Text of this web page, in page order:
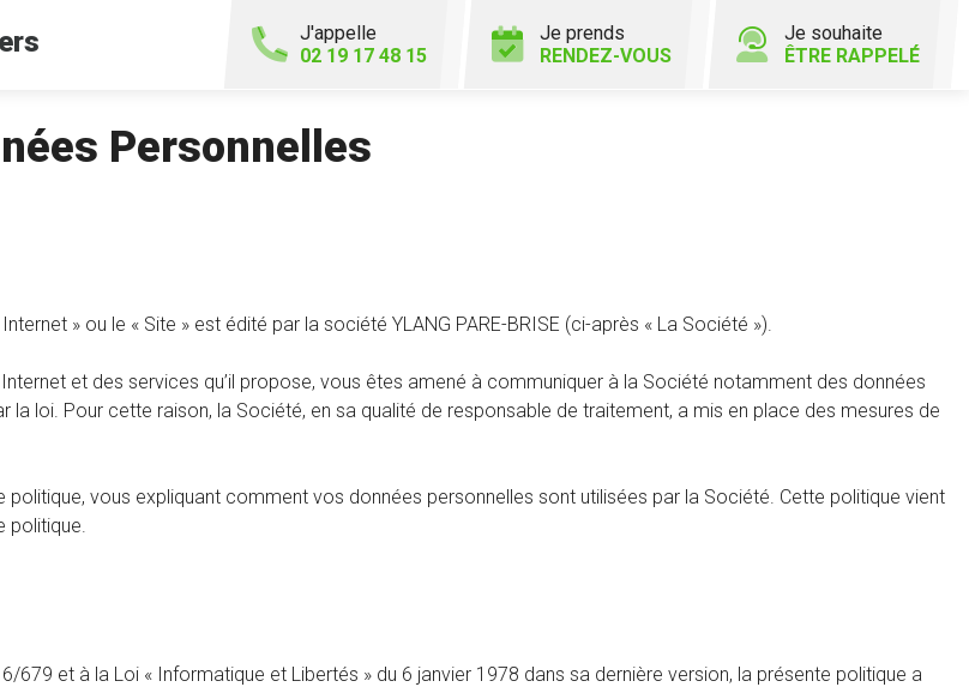
J'appelle
02 19 17 48 15
Je prends
RENDEZ-VOUS
Je souhaite
ÊTRE RAPPELÉ
Personnelles
» ou le « Site » est édité par la société YLANG PARE-BRISE (ci-après « La Société »).
et des services qu’il propose, vous êtes amené à communiquer à la Société notamment des données
la loi. Pour cette raison, la Société, en sa qualité de responsable de traitement, a mis en place des mesures de
vous expliquant comment vos données personnelles sont utilisées par la Société. Cette politique vient
politique.
et à la Loi « Informatique et Libertés » du 6 janvier 1978 dans sa dernière version, la présente politique a